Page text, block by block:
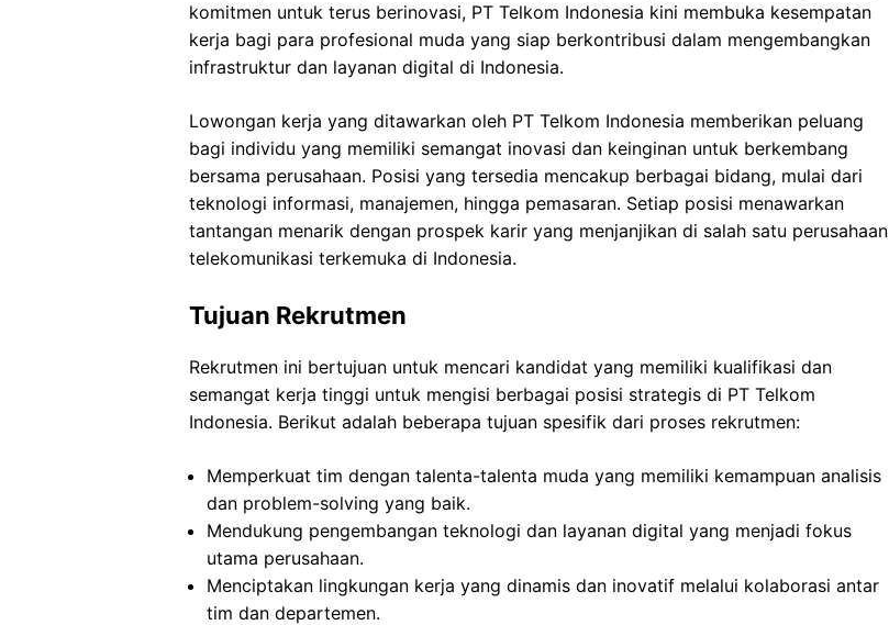
komitmen untuk terus berinovasi, PT Telkom Indonesia kini membuka kesempatan
kerja bagi para profesional muda yang siap berkontribusi dalam mengembangkan
infrastruktur dan layanan digital di Indonesia.
Lowongan kerja yang ditawarkan oleh PT Telkom Indonesia memberikan peluang
bagi individu yang memiliki semangat inovasi dan keinginan untuk berkembang
bersama perusahaan. Posisi yang tersedia mencakup berbagai bidang, mulai dari
teknologi informasi, manajemen, hingga pemasaran. Setiap posisi menawarkan
tantangan menarik dengan prospek karir yang menjanjikan di salah satu perusahaan
telekomunikasi terkemuka di Indonesia.
Tujuan Rekrutmen
Rekrutmen ini bertujuan untuk mencari kandidat yang memiliki kualifikasi dan
semangat kerja tinggi untuk mengisi berbagai posisi strategis di PT Telkom
Indonesia. Berikut adalah beberapa tujuan spesifik dari proses rekrutmen:
Memperkuat tim dengan talenta-talenta muda yang memiliki kemampuan analisis
dan problem-solving yang baik.
Mendukung pengembangan teknologi dan layanan digital yang menjadi fokus
utama perusahaan.
Menciptakan lingkungan kerja yang dinamis dan inovatif melalui kolaborasi antar
tim dan departemen.